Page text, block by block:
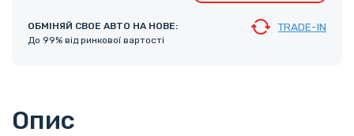
ОБМІНЯЙ СВОЕ АВТО НА НОВЕ:
До 99% від ринкової вартості
TRADE-IN
Опис